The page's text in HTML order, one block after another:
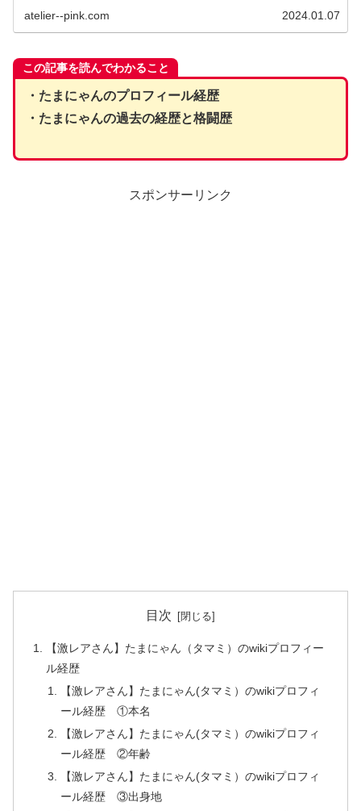
atelier--pink.com 2024.01.07
この記事を読んでわかること
・たまにゃんのプロフィール経歴
・たまにゃんの過去の経歴と格闘歴
スポンサーリンク
目次
【激レアさん】たまにゃん（タマミ）のwikiプロフィー
ル経歴
【激レアさん】たまにゃん(タマミ）のwikiプロフィ
ール経歴 ①本名
【激レアさん】たまにゃん(タマミ）のwikiプロフィ
ール経歴 ②年齢
【激レアさん】たまにゃん(タマミ）のwikiプロフィ
ール経歴 ③出身地